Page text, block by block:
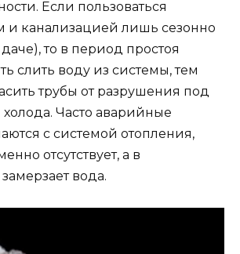
Если пользоваться
и канализацией лишь сезонно
то в период простоя
слить воду из системы, тем
трубы от разрушения под
Часто аварийные
с системой отопления,
отсутствует, а в
вода.